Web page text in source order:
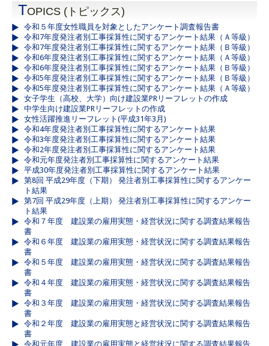
TOPICS (トピックス)
令和５年度女性職員を対象としたアンケート調査報告書
令和7年度発注者別工事採算性に関するアンケート結果（Ａ等級）
令和7年度発注者別工事採算性に関するアンケート結果（Ｂ等級）
令和6年度発注者別工事採算性に関するアンケート結果（Ａ等級）
令和6年度発注者別工事採算性に関するアンケート結果（Ｂ等級）
令和5年度発注者別工事採算性に関するアンケート結果（Ｂ等級）
令和5年度発注者別工事採算性に関するアンケート結果（Ａ等級）
女子学生（高校、大学）向け建設業PRリーフレットの作成
中学生向け建設業PRリーフレットの作成
女性活躍推進リーフレット(平成31年3月)
令和4年度発注者別工事採算性に関するアンケート結果
令和3年度発注者別工事採算性に関するアンケート結果
令和2年度発注者別工事採算性に関するアンケート結果
令和元年度発注者別工事採算性に関するアンケート結果
平成30年度発注者別工事採算性に関するアンケート結果
第8回 平成29年度（下期） 発注者別工事採算性に関するアンケー
ト結果
第7回 平成29年度（上期） 発注者別工事採算性に関するアンケー
ト結果
令和７年度 建設業の雇用実態・経営状況に関する調査結果報告
書
令和６年度 建設業の雇用実態・経営状況に関する調査結果報告
書
令和５年度 建設業の雇用実態・経営状況に関する調査結果報告
書
令和４年度 建設業の雇用実態・経営状況に関する調査結果報告
書
令和３年度 建設業の雇用実態・経営状況に関する調査結果報告
書
令和２年度 建設業の雇用実態と経営状況に関する調査結果報告
書
令和元年度 建設業の雇用実態と経営状況に関する調査結果報告